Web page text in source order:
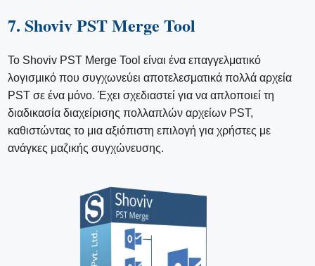
7. Shoviv PST Merge Tool
Το Shoviv PST Merge Tool είναι ένα επαγγελματικό
λογισμικό που συγχωνεύει αποτελεσματικά πολλά αρχεία
PST σε ένα μόνο. Έχει σχεδιαστεί για να απλοποιεί τη
διαδικασία διαχείρισης πολλαπλών αρχείων PST,
καθιστώντας το μια αξιόπιστη επιλογή για χρήστες με
ανάγκες μαζικής συγχώνευσης.